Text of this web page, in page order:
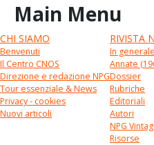
Main Menu
CHI SIAMO
Benvenuti
Il Centro CNOS
Direzione e redazione NPG
Tour essenziale & News
Privacy - cookies
Nuovi articoli
RIVISTA
In generale
Annate
Dossier
Rubriche
Editoriali
Autori
NPG
Risorse